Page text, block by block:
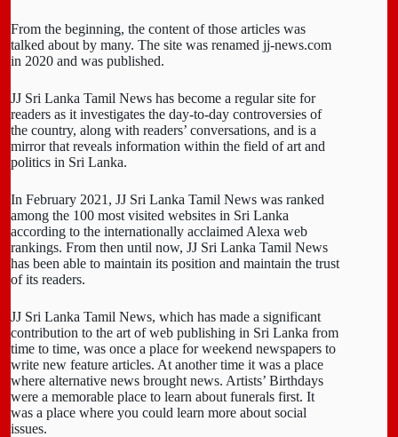
From the beginning, the content of those articles was
talked about by many. The site was renamed jj-news.com
in 2020 and was published.
JJ Sri Lanka Tamil News has become a regular site for
readers as it investigates the day-to-day controversies of
the country, along with readers’ conversations, and is a
mirror that reveals information within the field of art and
politics in Sri Lanka.
In February 2021, JJ Sri Lanka Tamil News was ranked
among the 100 most visited websites in Sri Lanka
according to the internationally acclaimed Alexa web
rankings. From then until now, JJ Sri Lanka Tamil News
has been able to maintain its position and maintain the trust
of its readers.
JJ Sri Lanka Tamil News, which has made a significant
contribution to the art of web publishing in Sri Lanka from
time to time, was once a place for weekend newspapers to
write new feature articles. At another time it was a place
where alternative news brought news. Artists’ Birthdays
were a memorable place to learn about funerals first. It
was a place where you could learn more about social
issues.